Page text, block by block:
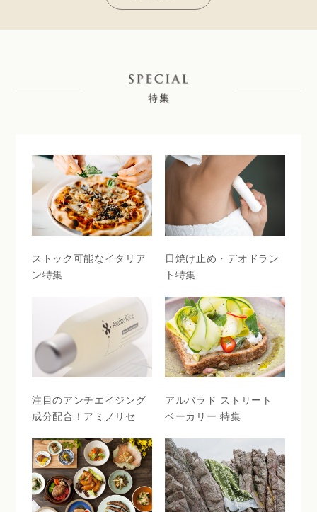
ストック可能なイタリア
ン特集
日焼け止め・デオドラン
ト特集
注目のアンチエイジング
成分配合！アミノリセ
アルバラド ストリート
ベーカリー 特集